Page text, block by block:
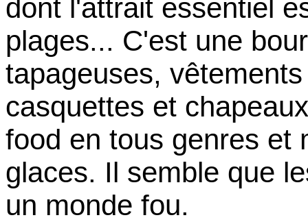
dont l'attrait essentiel
plages... C'est une
tapageuses,
casquettes et
food en tous genres et
glaces. Il semble que
un monde fou.